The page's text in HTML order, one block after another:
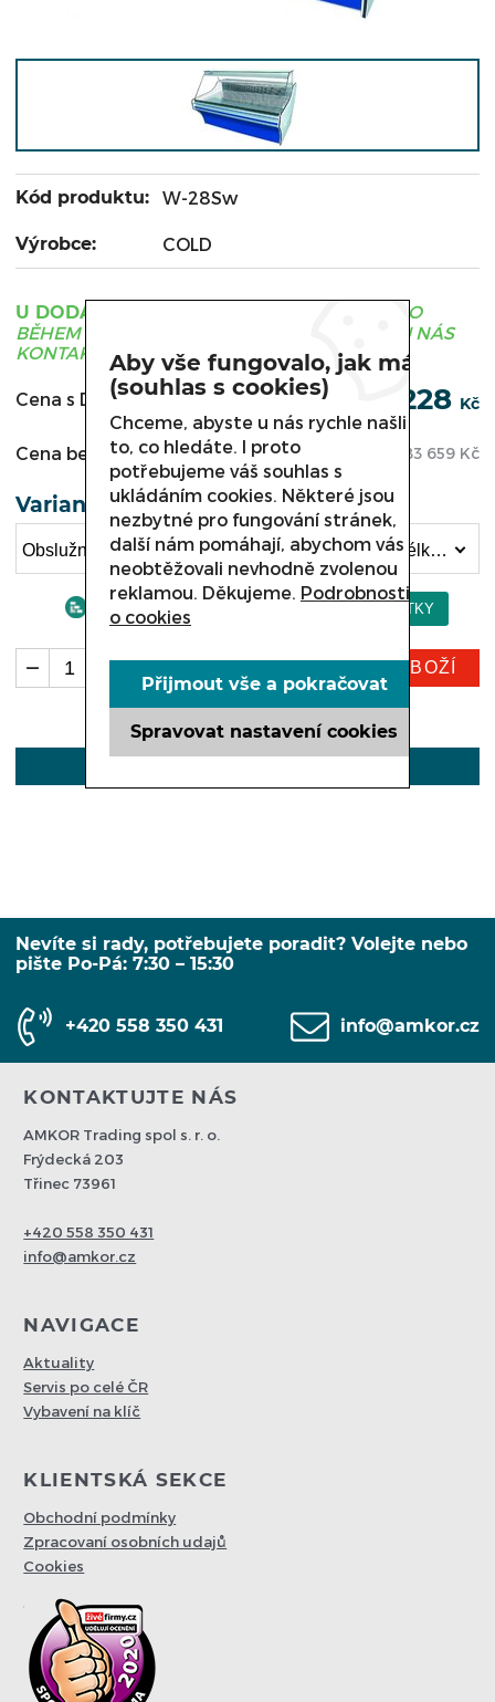
Kód produktu: W-28Sw
Výrobce: COLD
U DODAVATELE
ZBOŽÍ JE OBVYKLE DODÁNO
BĚHEM 3 - 21 DNÍ, PRO UPŘESNĚNÍ TERMÍNU NÁS
KONTAKTUJTE.
Cena s DPH: 101 228 Kč
Cena bez DPH: 83 659 Kč
Varianta
Obslužná chladicí vitrína COLD VIGO, W-28Sw délka 2850 mm (101 228 Kč)
KOUPIT ZBOŽÍ
Nevíte si rady, potřebujete poradit? Volejte nebo
pište Po-Pá: 7:30 – 15:30
+420 558 350 431 info@amkor.cz
KONTAKTUJTE NÁS
AMKOR Trading spol s. r. o.
Frýdecká 203
Třinec 73961
+420 558 350 431
info@amkor.cz
NAVIGACE
Aktuality
Servis po celé ČR
Vybavení na klíč
KLIENTSKÁ SEKCE
Obchodní podmínky
Zpracovaní osobních udajů
Cookies
Aby vše fungovalo, jak má
(souhlas s cookies)
Chceme, abyste u nás rychle našli
to, co hledáte. I proto
potřebujeme váš souhlas s
ukládáním cookies. Některé jsou
nezbytné pro fungování stránek,
další nám pomáhají, abychom vás
neobtěžovali nevhodně zvolenou
reklamou. Děkujeme. Podrobnosti
o cookies
Spravovat nastavení cookies
Přijmout vše a pokračovat